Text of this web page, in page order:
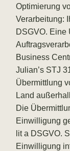
Optimierung
Verarbeitung:
DSGVO. Eine
Business
Julian’s STJ
Übermittlung
Land
Die
Einwilligung
lit a DSGVO.
Einwilligung